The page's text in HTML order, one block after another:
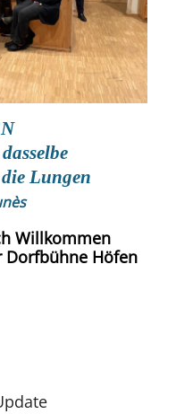
Lungen
Willkommen
Höfen